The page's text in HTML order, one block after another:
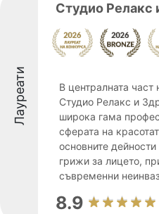
Лауреати
Студио Релакс
В централната
Студио Релакс и
широка гама
сферата на
основните
грижи за лицето,
съвременни
8.9